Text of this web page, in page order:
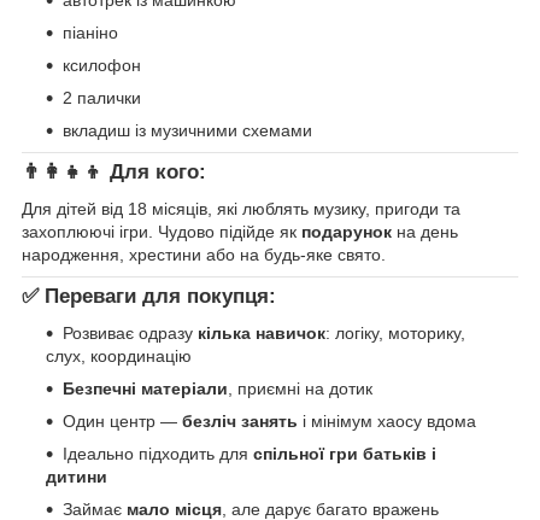
піаніно
ксилофон
2 палички
вкладиш із музичними схемами
👨‍👩‍👧‍👦 Для кого:
Для дітей від 18 місяців, які люблять музику, пригоди та
захоплюючі ігри. Чудово підійде як подарунок на день
народження, хрестини або на будь-яке свято.
✅ Переваги для покупця:
Розвиває одразу кілька навичок: логіку, моторику,
слух, координацію
Безпечні матеріали , приємні на дотик
Один центр — безліч занять і мінімум хаосу вдома
Ідеально підходить для спільної гри батьків і
дитини
Займає мало місця , але дарує багато вражень